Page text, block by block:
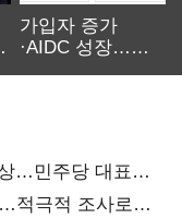
가입자 증가
·AIDC 성장…
…민주당 대표로
적극적 조사로